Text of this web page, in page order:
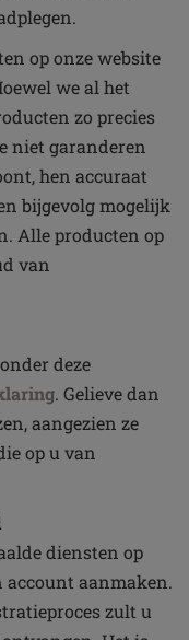
op onze website
we al het
zo precies
niet garanderen
hen accuraat
bijgevolg mogelijk
Alle producten op
van
deze
. Gelieve dan
aangezien ze
op u van
diensten op
account aanmaken.
zult u